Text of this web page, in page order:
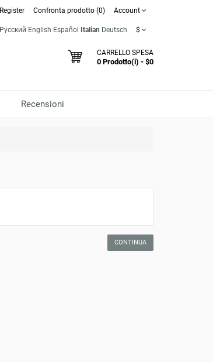
Register Confronta prodotto (0) Account
Русский English Español Italian Deutsch $
CARRELLO SPESA
0 Prodotto(i) - $0
Recensioni
CONTINUA